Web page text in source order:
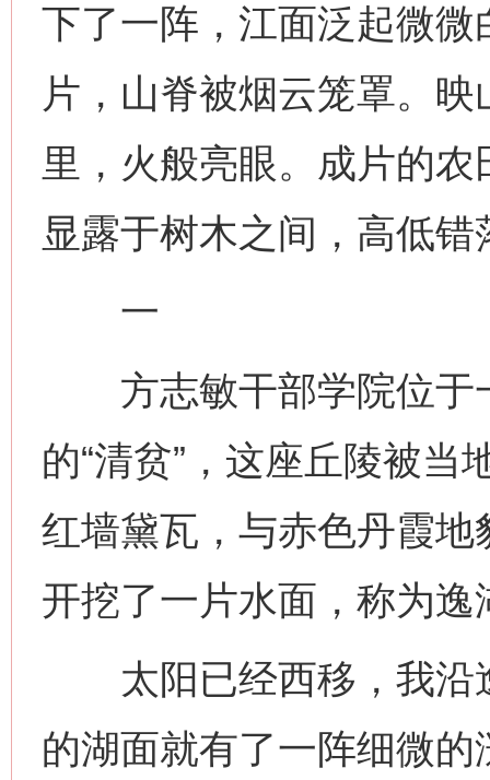
下了一阵，江面泛起微
片，山脊被烟云笼罩。
里，火般亮眼。成片的
显露于树木之间，高低错
一
方志敏干部学院位于
的“清贫”，这座丘陵被当
红墙黛瓦，与赤色丹霞
开挖了一片水面，称为逸
太阳已经西移，我沿
的湖面就有了一阵细微